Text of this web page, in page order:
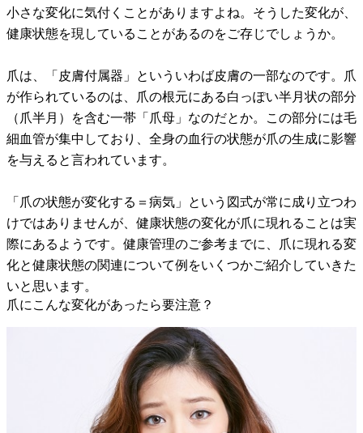
小さな変化に気付くことがありますよね。そうした変化が、
健康状態を現していることがあるのをご存じでしょうか。
爪は、「皮膚付属器」といういわば皮膚の一部なのです。爪
が作られているのは、爪の根元にある白っぽい半月状の部分
（爪半月）を含む一帯「爪母」なのだとか。この部分には毛
細血管が集中しており、全身の血行の状態が爪の生成に影響
を与えると言われています。
「爪の状態が変化する＝病気」という図式が常に成り立つわ
けではありませんが、健康状態の変化が爪に現れることは実
際にあるようです。健康管理のご参考までに、爪に現れる変
化と健康状態の関連について例をいくつかご紹介していきた
いと思います。
爪にこんな変化があったら要注意？